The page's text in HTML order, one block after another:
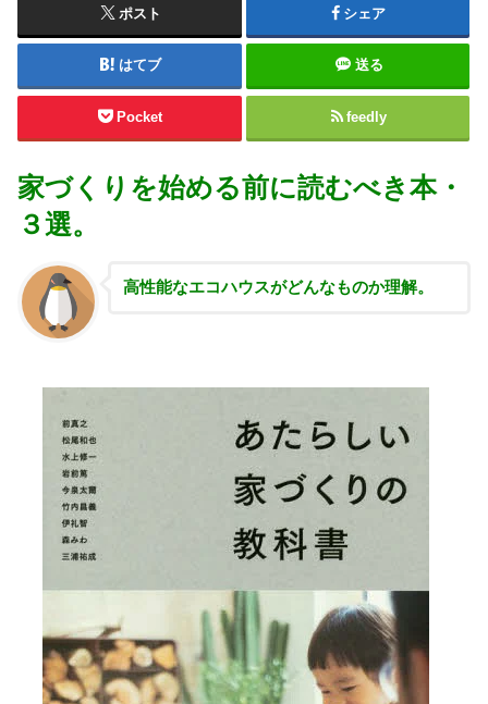
ポスト シェア
はてブ 送る
Pocket feedly
家づくりを始める前に読むべき本・
３選。
高性能なエコハウスがどんなものか理解。